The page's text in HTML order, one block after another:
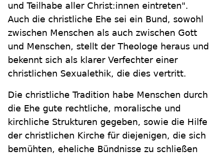
und Teilhabe aller Christ:innen eintreten".
Auch die christliche Ehe sei ein Bund, sowohl
zwischen Menschen als auch zwischen Gott
und Menschen, stellt der Theologe heraus und
bekennt sich als klarer Verfechter einer
christlichen Sexualethik, die dies vertritt.
Die christliche Tradition habe Menschen durch
die Ehe gute rechtliche, moralische und
kirchliche Strukturen gegeben, sowie die Hilfe
der christlichen Kirche für diejenigen, die sich
bemühten, eheliche Bündnisse zu schließen